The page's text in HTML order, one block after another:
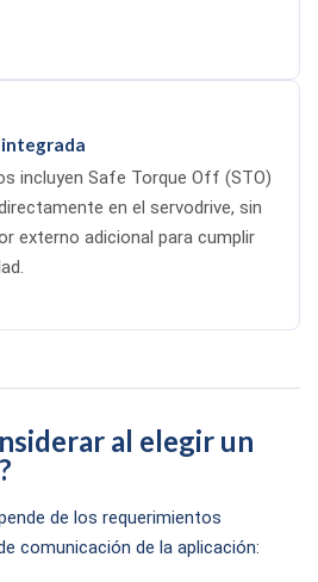
incluyen Safe Torque Off (STO)
en el servodrive, sin
externo adicional para cumplir
al elegir un
de los requerimientos
comunicación de la aplicación: